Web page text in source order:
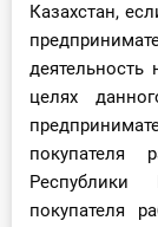
Казахстан,
деятельность
целях
покупателя
Республики
покупателя